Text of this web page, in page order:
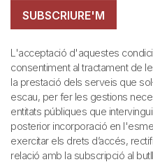
SUBSCRIURE'M
L'acceptació d'aquestes
consentiment al tractament de
la prestació dels serveis que
escau, per fer les gestions
entitats públiques que
posterior incorporació en
exercitar els drets d’accés,
relació amb la subscripció al